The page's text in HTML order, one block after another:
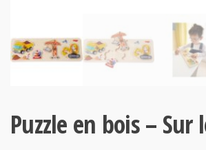
Puzzle en bois –